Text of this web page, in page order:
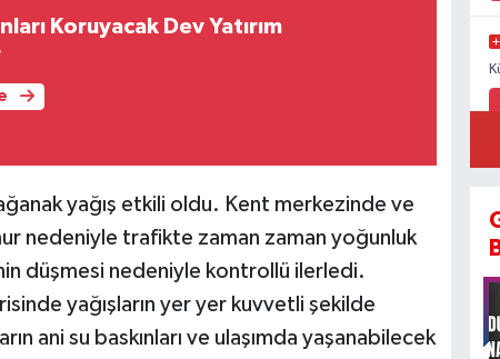
Koruyacak Dev Yatırım
yağış etkili oldu. Kent merkezinde ve
nedeniyle trafikte zaman zaman yoğunluk
düşmesi nedeniyle kontrollü ilerledi.
yağışların yer yer kuvvetli şekilde
ani su baskınları ve ulaşımda yaşanabilecek